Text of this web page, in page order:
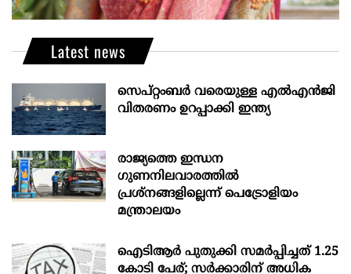
Latest news
സെപ്റ്റംബർ വരെയുള്ള എൽഎൻജി
വിതരണം ഉറപ്പാക്കി ഇന്ത്യ
രാജ്യത്തെ ഇന്ധന
ഗുണനിലവാരത്തില്‍
പ്രശ്‌നങ്ങളില്ലെന്ന് പെട്രോളിയം
മന്ത്രാലയം
ഐടിആര്‍ പുതുക്കി സമർപ്പിച്ചത് 1.25
കോടി പേര്; സർക്കാരിന് അധിക